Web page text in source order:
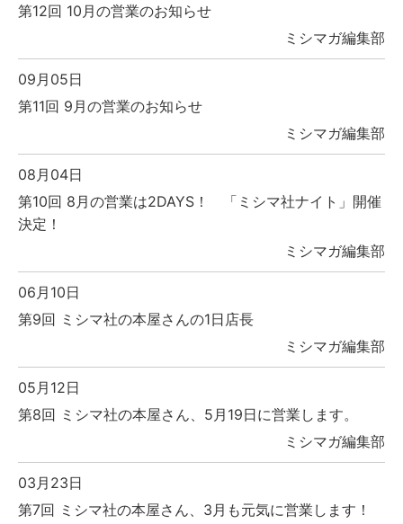
第12回 10月の営業のお知らせ
ミシマガ編集部
09月05日
第11回 9月の営業のお知らせ
ミシマガ編集部
08月04日
第10回 8月の営業は2DAYS！ 「ミシマ社ナイト」開催
決定！
ミシマガ編集部
06月10日
第9回 ミシマ社の本屋さんの1日店長
ミシマガ編集部
05月12日
第8回 ミシマ社の本屋さん、5月19日に営業します。
ミシマガ編集部
03月23日
第7回 ミシマ社の本屋さん、3月も元気に営業します！